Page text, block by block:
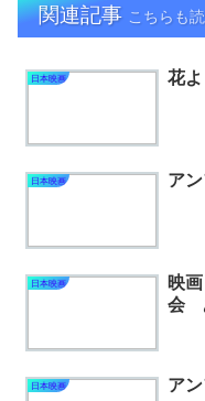
関連記事 こちらも
日本映画 花
日本映画 ア
日本映画
映
会
日本映画 ア